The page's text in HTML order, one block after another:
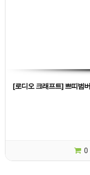
[로디오 크래프트] 쁘띠범버
0